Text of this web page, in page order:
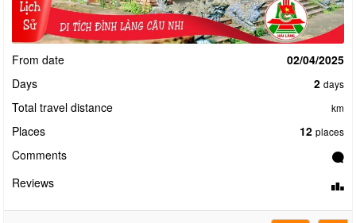
From date
02/04/2025
Days
2 days
Total travel distance km
Places 12 places
Comments
Reviews